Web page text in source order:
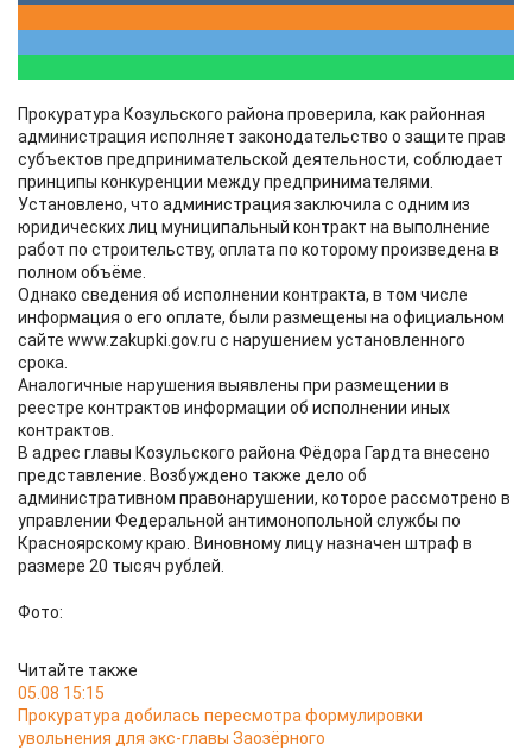
Прокуратура Козульского района проверила, как районная
администрация исполняет законодательство о защите прав
субъектов предпринимательской деятельности, соблюдает
принципы конкуренции между предпринимателями.
Установлено, что администрация заключила с одним из
юридических лиц муниципальный контракт на выполнение
работ по строительству, оплата по которому произведена в
полном объёме.
Однако сведения об исполнении контракта, в том числе
информация о его оплате, были размещены на официальном
сайте www.zakupki.gov.ru с нарушением установленного
срока.
Аналогичные нарушения выявлены при размещении в
реестре контрактов информации об исполнении иных
контрактов.
В адрес главы Козульского района Фёдора Гардта внесено
представление. Возбуждено также дело об
административном правонарушении, которое рассмотрено в
управлении Федеральной антимонопольной службы по
Красноярскому краю. Виновному лицу назначен штраф в
размере 20 тысяч рублей.
Фото:
Читайте также
05.08 15:15
Прокуратура добилась пересмотра формулировки
увольнения для экс-главы Заозёрного